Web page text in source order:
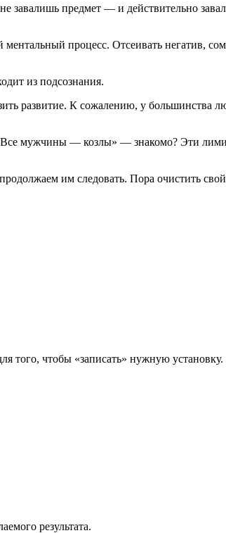
завалишь предмет — и действительно
процесс. Отсеивать негатив,
из подсознания.
развитие. К сожалению, у большинства
мужчины — козлы» — знакомо? Эти
им следовать. Пора очистить
того, чтобы «записать» нужную установку.
результата.